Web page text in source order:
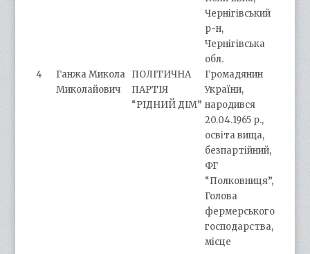
Чернігівський
р-н,
Чернігівська
обл.
4
Ганжа Микола
Миколайович
ПОЛІТИЧНА
ПАРТІЯ
“РІДНИЙ ДІМ”
Громадянин
України,
народився
20.04.1965 р.,
освіта вища,
безпартійний,
ФГ
“Полковниця”,
Голова
фермерського
господарства,
місце